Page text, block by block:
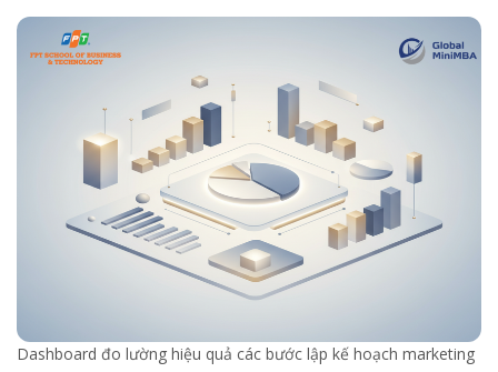
Dashboard đo lường hiệu quả các bước lập kế hoạch marketing